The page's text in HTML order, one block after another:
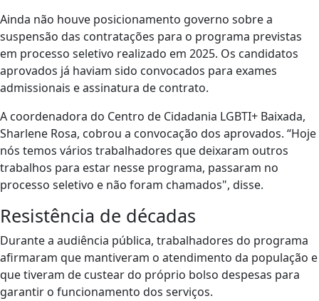
Ainda não houve posicionamento governo sobre a
suspensão das contratações para o programa previstas
em processo seletivo realizado em 2025. Os candidatos
aprovados já haviam sido convocados para exames
admissionais e assinatura de contrato.
A coordenadora do Centro de Cidadania LGBTI+ Baixada,
Sharlene Rosa, cobrou a convocação dos aprovados. “Hoje
nós temos vários trabalhadores que deixaram outros
trabalhos para estar nesse programa, passaram no
processo seletivo e não foram chamados", disse.
Resistência de décadas
Durante a audiência pública, trabalhadores do programa
afirmaram que mantiveram o atendimento da população e
que tiveram de custear do próprio bolso despesas para
garantir o funcionamento dos serviços.